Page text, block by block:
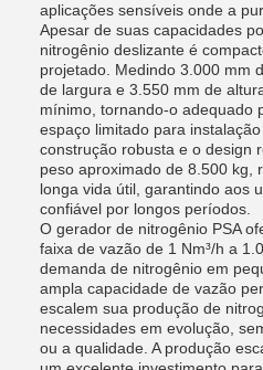
aplicações sensíveis onde a
Apesar de suas capacidades
nitrogênio deslizante é
projetado. Medindo 3.000 mm
de largura e 3.550 mm de
mínimo, tornando-o adequado
espaço limitado para
construção robusta e o design
peso aproximado de 8.500 kg,
longa vida útil, garantindo aos
confiável por longos períodos.
O gerador de nitrogênio PSA
faixa de vazão de 1 Nm³/h a
demanda de nitrogênio em
ampla capacidade de vazão
escalem sua produção de
necessidades em evolução,
ou a qualidade. A produção